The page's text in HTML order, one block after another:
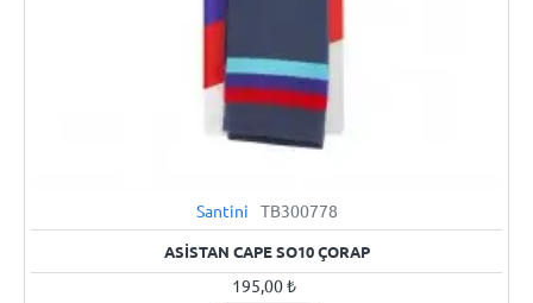
İnternete Özel
STOKTA YOK Santini TB300778
ASISTAN CAPE SO10 ÇORAP
195,00 ₺